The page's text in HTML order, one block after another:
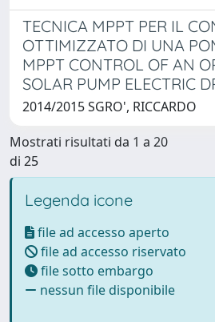
TECNICA MPPT PER IL
OTTIMIZZATO DI UNA
MPPT CONTROL OF AN
SOLAR PUMP ELECTRIC
2014/2015 SGRO', RICCARDO
Mostrati risultati da 1 a 20
di 25
Legenda icone
file ad accesso aperto
file ad accesso riservato
file sotto embargo
nessun file disponibile